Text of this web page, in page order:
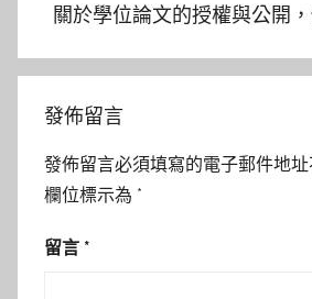
關於學位論文的授權與公開
發佈留言
發佈留言必須填寫的電子郵件地址
欄位標示為 *
留言 *